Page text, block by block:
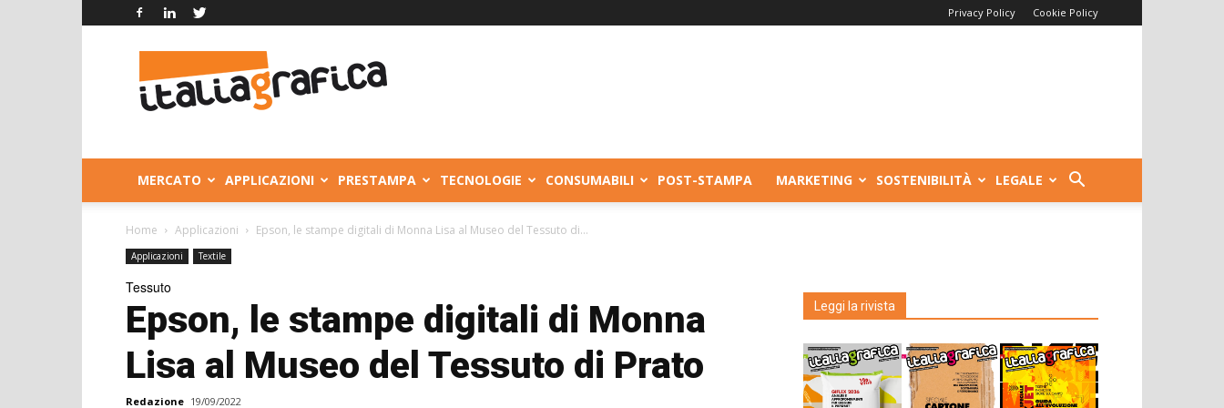
Privacy Policy Cookie Policy
Grafica
MERCATO APPLICAZIONI PRESTAMPA TECNOLOGIE CONSUMABILI POST-STAMPA MARKETING SOSTENIBILITÀ LEGALE
Home Applicazioni Epson, le stampe digitali di Monna Lisa al Museo del Tessuto di...
Applicazioni Textile
Tessuto
Epson, le stampe digitali di Monna
Lisa al Museo del Tessuto di Prato
Redazione 19/09/2022
Leggi la rivista